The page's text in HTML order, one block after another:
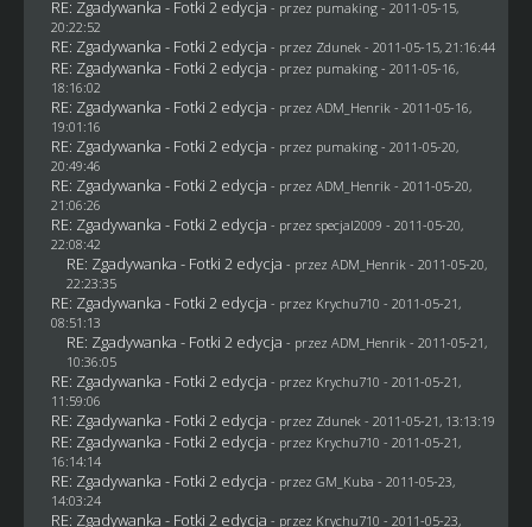
RE: Zgadywanka - Fotki 2 edycja - przez pumaking- 2011-05-15,
20:22:52
RE: Zgadywanka - Fotki 2 edycja - przez Zdunek - 2011-05-15, 21:16:44
RE: Zgadywanka - Fotki 2 edycja - przez pumaking- 2011-05-16,
18:16:02
RE: Zgadywanka - Fotki 2 edycja - przez ADM_Henrik - 2011-05-16,
19:01:16
RE: Zgadywanka - Fotki 2 edycja - przez pumaking- 2011-05-20,
20:49:46
RE: Zgadywanka - Fotki 2 edycja - przez ADM_Henrik - 2011-05-20,
21:06:26
RE: Zgadywanka - Fotki 2 edycja - przez specjal2009 - 2011-05-20,
22:08:42
RE: Zgadywanka - Fotki 2 edycja - przez ADM_Henrik - 2011-05-20,
22:23:35
RE: Zgadywanka - Fotki 2 edycja - przez Krychu710 - 2011-05-21,
08:51:13
RE: Zgadywanka - Fotki 2 edycja - przez ADM_Henrik - 2011-05-21,
10:36:05
RE: Zgadywanka - Fotki 2 edycja - przez Krychu710 - 2011-05-21,
11:59:06
RE: Zgadywanka - Fotki 2 edycja - przez Zdunek - 2011-05-21, 13:13:19
RE: Zgadywanka - Fotki 2 edycja - przez Krychu710 - 2011-05-21,
16:14:14
RE: Zgadywanka - Fotki 2 edycja - przez GM_Kuba - 2011-05-23,
14:03:24
RE: Zgadywanka - Fotki 2 edycja - przez Krychu710 - 2011-05-23,